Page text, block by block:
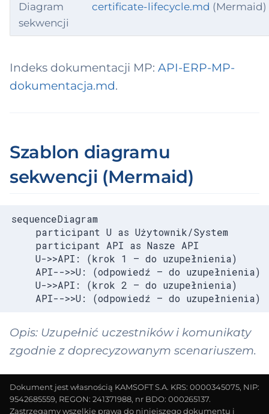
Diagram
sekwencji
certificate-lifecycle.md (Mermaid)
Indeks dokumentacji MP: API-ERP-MP-
dokumentacja.md.
Szablon diagramu
sekwencji (Mermaid)
sequenceDiagram
    participant U as Użytownik/System
    participant API as Nasze API
    U->>API: (krok 1 — do uzupełnienia)
    API-->>U: (odpowiedź — do uzupełnienia)
    U->>API: (krok 2 — do uzupełnienia)
    API-->>U: (odpowiedź — do uzupełnienia)
Opis: Uzupełnić uczestników i komunikaty
zgodnie z doprecyzowanym scenariuszem.
Dokument jest własnością KAMSOFT S.A. KRS: 0000345075, NIP:
9542685559, REGON: 241371988, nr BDO: 000265137.
Zastrzegamy wszelkie prawa do niniejszego dokumentu i